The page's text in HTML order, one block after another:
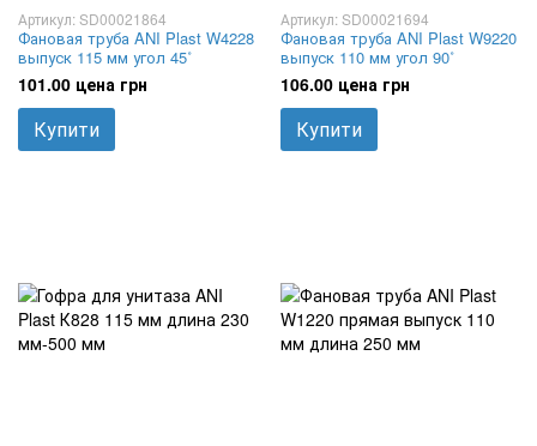
Артикул: SD00021864
Фановая труба ANI Plast W4228
выпуск 115 мм угол 45˚
101.00 цена грн
Купити
Артикул: SD00021694
Фановая труба ANI Plast W9220
выпуск 110 мм угол 90˚
106.00 цена грн
Купити